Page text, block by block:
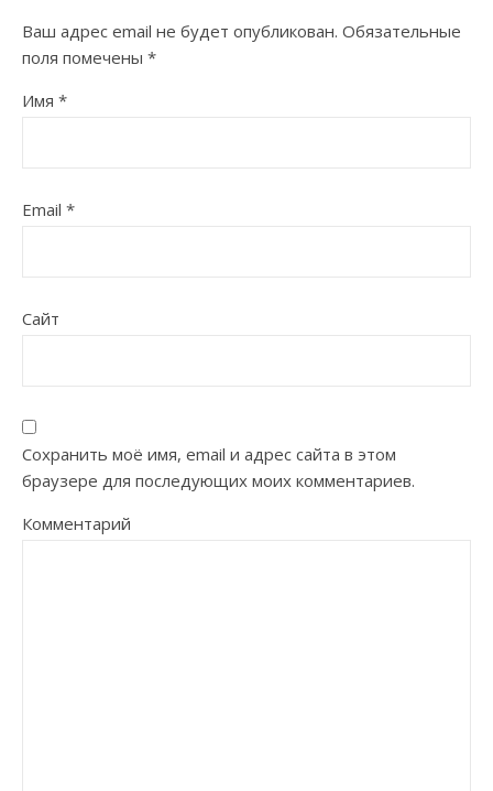
Ваш адрес email не будет опубликован. Обязательные
поля помечены *
Имя *
Email *
Сайт
Сохранить моё имя, email и адрес сайта в этом
браузере для последующих моих комментариев.
Комментарий